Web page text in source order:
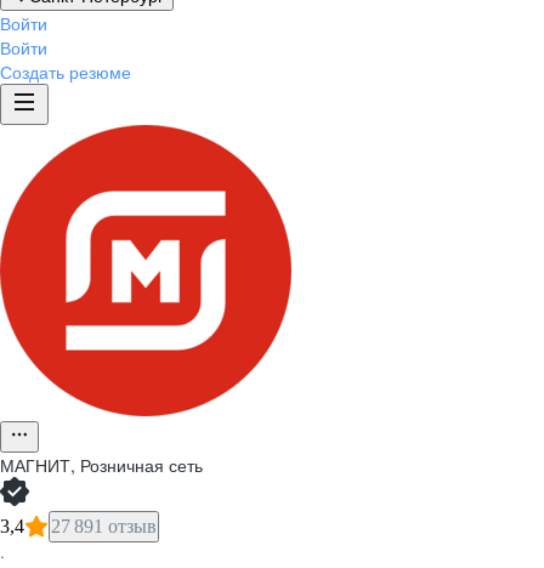
Войти
Войти
Создать резюме
МАГНИТ, Розничная сеть
3,4 27 891 отзыв
·